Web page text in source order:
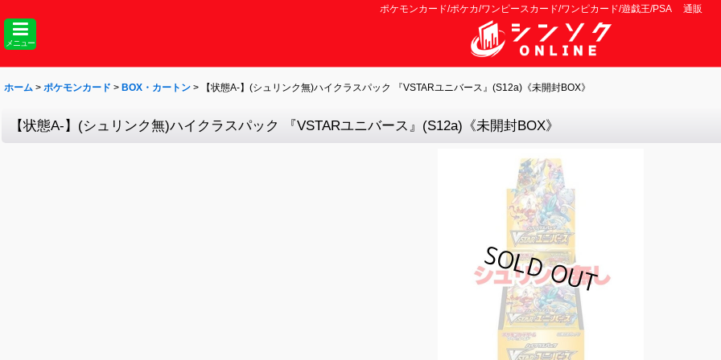
ポケモンカード/ポケカ/ワンピースカード/ワンピカード/遊戯王/PSA 通販
メニュー
ホーム > ポケモンカード > BOX・カートン > 【状態A-】(シュリンク無)ハイクラスパック 『VSTARユニバース』(S12a)《未開封BOX》
【状態A-】(シュリンク無)ハイクラスパック 『VSTARユニバース』(S12a)《未開封BOX》